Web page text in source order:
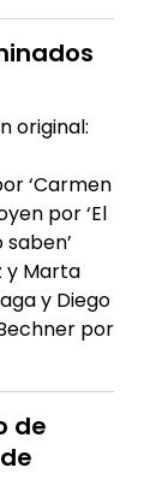
original:
‘Carmen
por ‘El
saben’
y Marta
y Diego
por
de